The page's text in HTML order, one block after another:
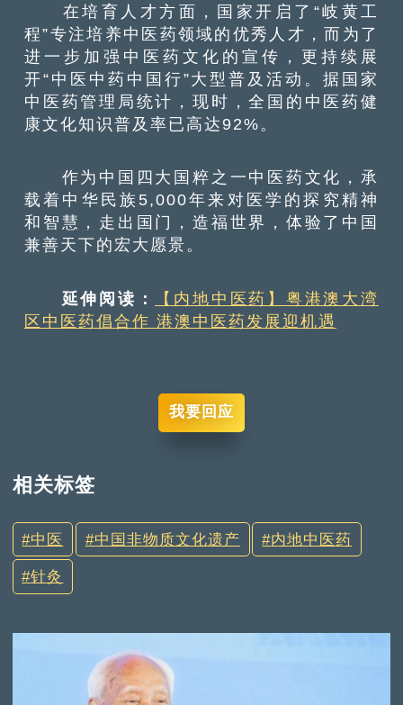
在培育人才方面，国家开启了“岐黄工
程”专注培养中医药领域的优秀人才，而为了
进一步加强中医药文化的宣传，更持续展
开“中医中药中国行”大型普及活动。据国家
中医药管理局统计，现时，全国的中医药健
康文化知识普及率已高达92%。
作为中国四大国粹之一中医药文化，承
载着中华民族5,000年来对医学的探究精神
和智慧，走出国门，造福世界，体验了中国
兼善天下的宏大愿景。
延伸阅读：
【内地中医药】粤港澳大湾
区中医药倡合作 港澳中医药发展迎机遇
我要回应
相关标签
中医 中国非物质文化遗产 内地中医药
针灸